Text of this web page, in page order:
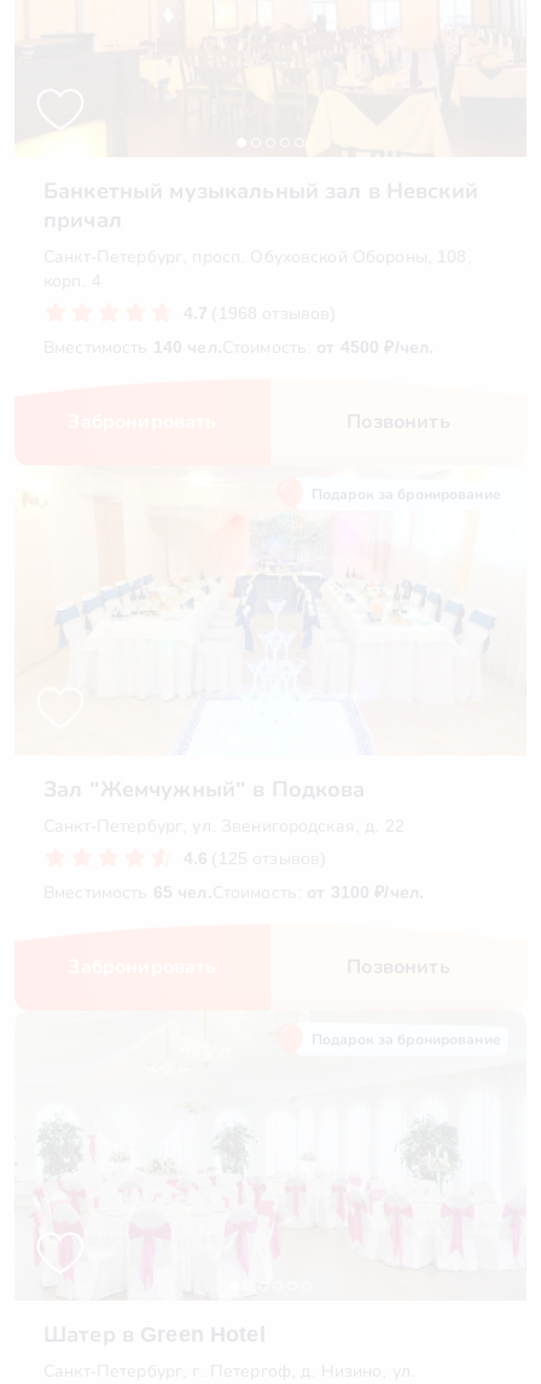
Банкетный музыкальный зал в Невский
причал
Санкт-Петербург, просп. Обуховской Обороны, 108,
корп. 4
4.7 (1968 отзывов)
Вместимость
140 чел.Стоимость: от 4500 ₽/чел.
Позвонить
Зал "Жемчужный" в Подкова
Санкт-Петербург, ул. Звенигородская, д. 22
4.6 (125 отзывов)
Вместимость 65 чел.Стоимость: от 3100 ₽/чел.
Позвонить
Шатер в Green Hotel
Санкт-Петербург, г. Петергоф, д. Низино, ул.